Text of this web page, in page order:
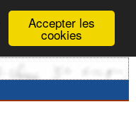
Accepter les
cookies